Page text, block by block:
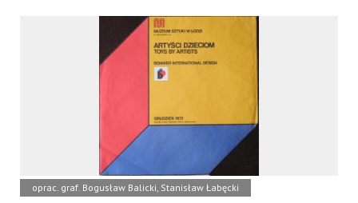
oprac. graf. Bogusław Balicki, Stanisław Łabęcki